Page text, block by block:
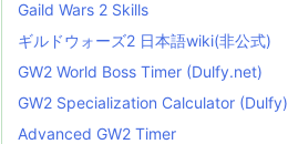
Gaild Wars 2 Skills
ギルドウォーズ2 日本語wiki(非公式)
GW2 World Boss Timer (Dulfy.net)
GW2 Specialization Calculator (Dulfy)
Advanced GW2 Timer